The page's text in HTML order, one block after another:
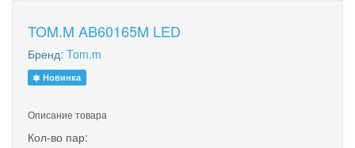
TOM.M AB60165M LED
Бренд: Tom.m
Новинка
Описание товара
Кол-во пар: